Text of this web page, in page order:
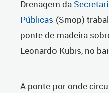
Drenagem da
Públicas (Smop)
ponte de madeira
Leonardo Kubis, no
A ponte por onde